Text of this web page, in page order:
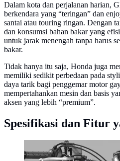
Dalam kota dan perjalanan harian,
berkendara yang “teringan” dan
santai atau touring ringan. Dengan
dan konsumsi bahan bakar yang
untuk jarak menengah tanpa harus
bakar.
Tidak hanya itu saja, Honda juga
memiliki sedikit perbedaan pada
daya tarik bagi penggemar motor
mempertahankan mesin dan basis
aksen yang lebih “premium”.
Spesifikasi dan Fitur
GB350 dengan spesifikasi
(greatbiker.com)